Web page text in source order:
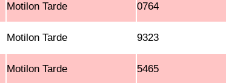
Motilon Tarde 0764
Motilon Tarde 9323
Motilon Tarde 5465